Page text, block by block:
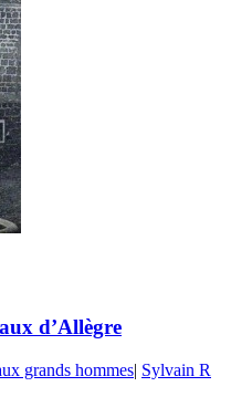
d’Allègre
grands hommes| Sylvain R